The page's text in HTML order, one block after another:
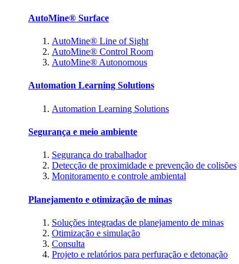
AutoMine® Surface
AutoMine® Line of Sight
AutoMine® Control Room
AutoMine® Autonomous
Automation Learning Solutions
Automation Learning Solutions
Segurança e meio ambiente
Segurança do trabalhador
Detecção de proximidade e prevenção de colisões
Monitoramento e controle ambiental
Planejamento e otimização de minas
Soluções integradas de planejamento de minas
Otimização e simulação
Consulta
Projeto e relatórios para perfuração e detonação